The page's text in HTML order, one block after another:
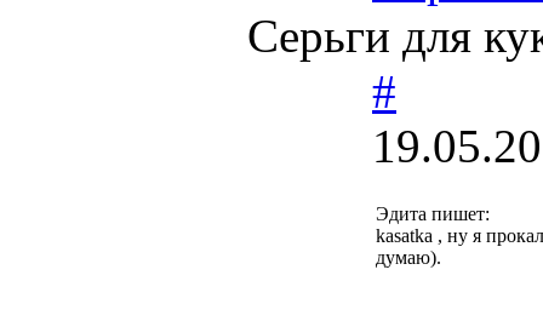
Серьги для
#
Эдита пишет:
kasatka , ну я
думаю).